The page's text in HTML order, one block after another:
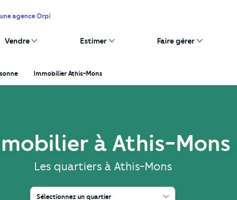
agence Orpi
Vendre Estimer Faire gérer
Immobilier Athis-Mons
à Athis-Mons
Les quartiers à Athis-Mons
Sélectionnez un quartier